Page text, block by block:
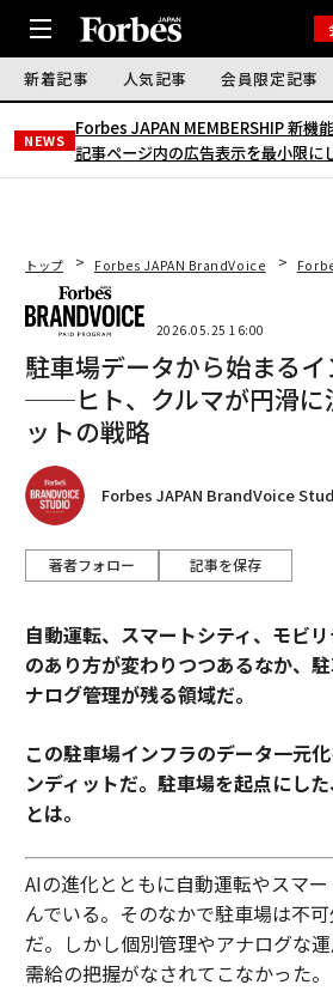
新着記事 人気記事 会員限定記事
NEWS
Forbes JAPAN MEMBERSHIP 新機能
記事ページ内の広告表示を最小限に
トップ Forbes JAPAN BrandVoice
2026.05.25 16:00
駐車場データから始まる
──ヒト、クルマが円滑に
ットの戦略
Forbes JAPAN BrandVoice
著者フォロー 記事を保存
自動運転、スマートシティ、モビ
のあり方が変わりつつあるなか、
ナログ管理が残る領域だ。
この駐車場インフラのデータ一元
ンディットだ。駐車場を起点にし
とは。
AIの進化とともに自動運転やスマ
んでいる。そのなかで駐車場は不
だ。しかし個別管理やアナログな運
需給の把握がなされてこなかった。